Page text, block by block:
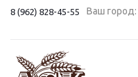
8 (962) 828-45-55 Ваш город: